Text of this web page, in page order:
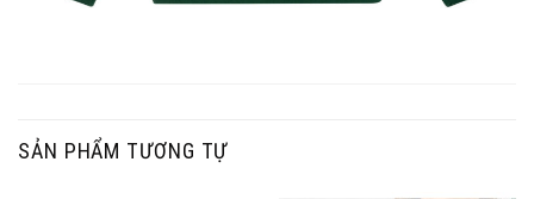
SẢN PHẨM TƯƠNG TỰ